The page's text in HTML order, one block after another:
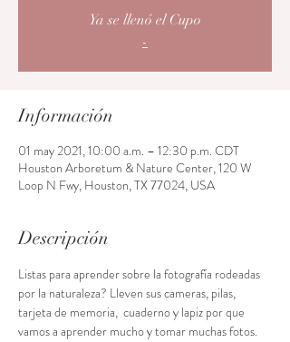
Ya se llenó el Cupo
-
Información
01 may 2021, 10:00 a.m. – 12:30 p.m. CDT
Houston Arboretum & Nature Center, 120 W
Loop N Fwy, Houston, TX 77024, USA
Descripción
Listas para aprender sobre la fotografía rodeadas
por la naturaleza? Lleven sus cameras, pilas,
tarjeta de memoria,  cuaderno y lapiz por que
vamos a aprender mucho y tomar muchas fotos.